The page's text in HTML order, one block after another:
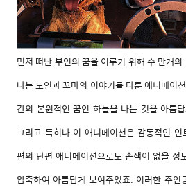
먼저 떠난 부인의 꿈을 이루기 위해 수 만개
나는 노인과 꼬마의 이야기를 다룬 애니메이
간의 본원적인 꿈인 하늘을 나는 것을 아름
그리고 특히나 이 애니메이션은 감동적인
편의 단편 애니메이션으로도 손색이 없을 정
압축하여 아름답게 보여주었죠. 이러한 주